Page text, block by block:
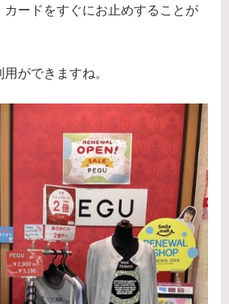
カードをすぐにお止めすることが
ができますね。